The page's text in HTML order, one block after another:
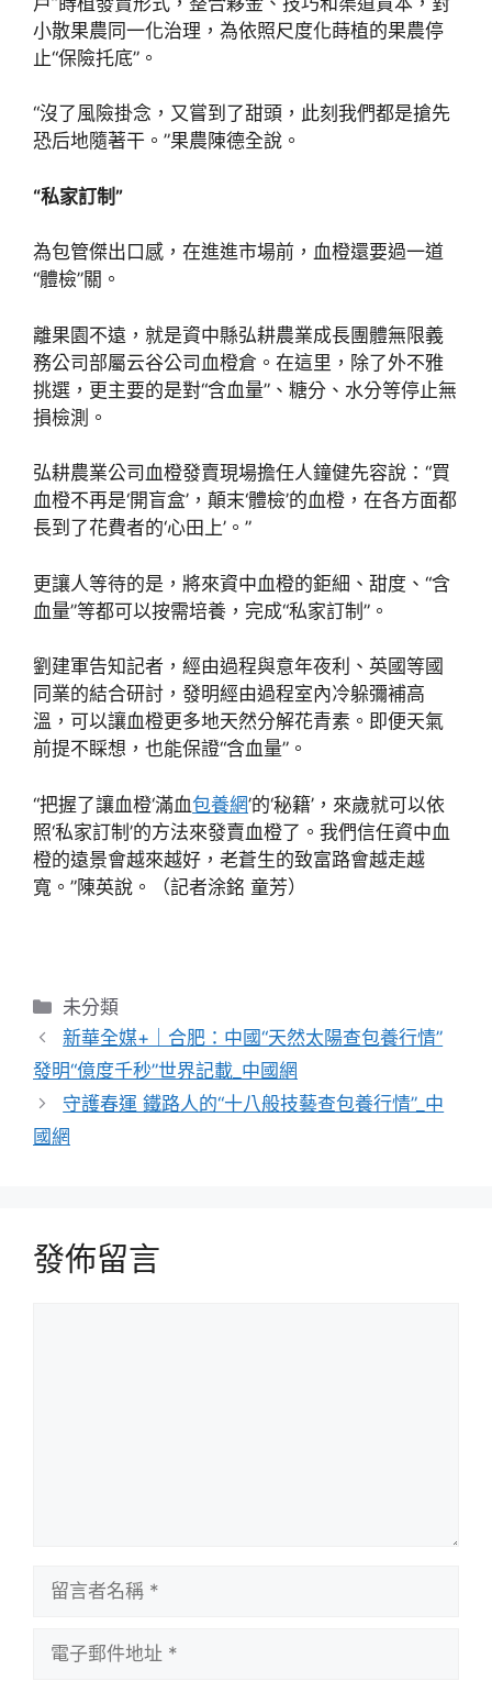
小散果農同一化治理，為依照尺度化蒔植的果農停
止“保險托底”。
“沒了風險掛念，又嘗到了甜頭，此刻我們都是搶先
恐后地隨著干。”果農陳德全說。
“私家訂制”
為包管傑出口感，在進進市場前，血橙還要過一道
“體檢”關。
離果園不遠，就是資中縣弘耕農業成長團體無限義
務公司部屬云谷公司血橙倉。在這里，除了外不雅
挑選，更主要的是對“含血量”、糖分、水分等停止無
損檢測。
弘耕農業公司血橙發賣現場擔任人鐘健先容說：“買
血橙不再是‘開盲盒’，顛末‘體檢’的血橙，在各方面都
長到了花費者的‘心田上’。”
更讓人等待的是，將來資中血橙的鉅細、甜度、“含
血量”等都可以按需培養，完成“私家訂制”。
劉建軍告知記者，經由過程與意年夜利、英國等國
同業的結合研討，發明經由過程室內冷躲彌補高
溫，可以讓血橙更多地天然分解花青素。即便天氣
前提不睬想，也能保證“含血量”。
“把握了讓血橙‘滿血包養網’的‘秘籍’，來歲就可以依
照‘私家訂制’的方法來發賣血橙了。我們信任資中血
橙的遠景會越來越好，老蒼生的致富路會越走越
寬。”陳英說。（記者涂銘 童芳）
分
類
未分類
新華全媒+｜合肥：中國“天然太陽查包養行情”
發明“億度千秒”世界記載_中國網
守護春運 鐵路人的“十八般技藝查包養行情”_中
國網
發佈留言